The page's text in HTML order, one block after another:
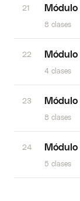
21 Módulo
8 clases
22
4 clases
23
8 clases
24
5 clases